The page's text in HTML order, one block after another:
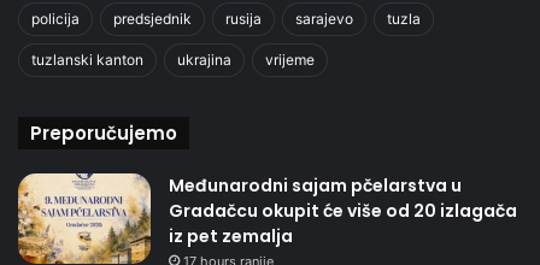
policija predsjednik rusija sarajevo tuzla
tuzlanski kanton ukrajina vrijeme
Preporučujemo
Međunarodni sajam pčelarstva u
Gradačcu okupit će više od 20 izlagača
iz pet zemalja
17 hours ranije